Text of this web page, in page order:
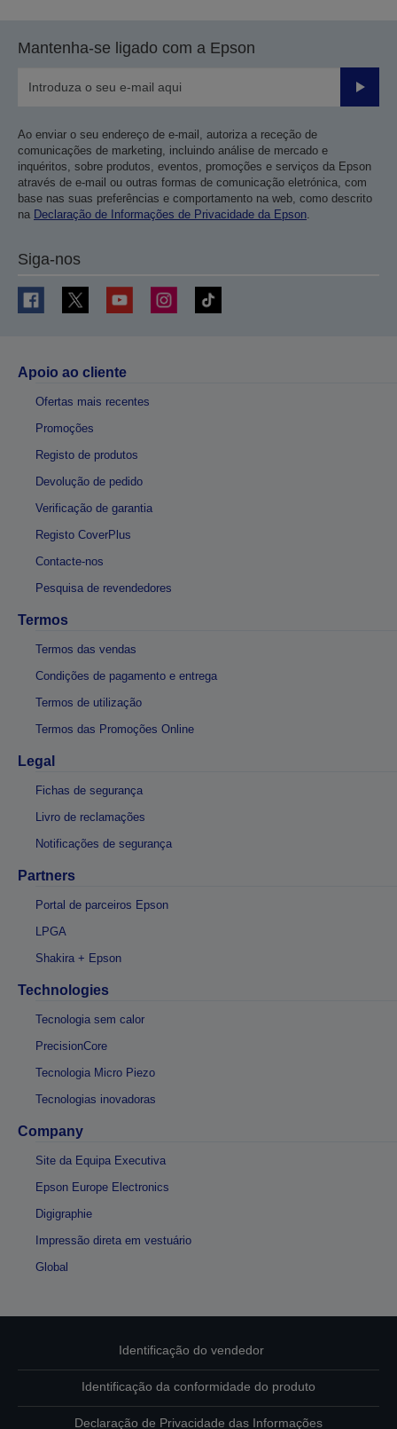
Mantenha-se ligado com a Epson
Enviar
Ao enviar o seu endereço de e-mail, autoriza a receção de
comunicações de marketing, incluindo análise de mercado e
inquéritos, sobre produtos, eventos, promoções e serviços da Epson
através de e-mail ou outras formas de comunicação eletrónica, com
base nas suas preferências e comportamento na web, como descrito
na Declaração de Informações de Privacidade da Epson.
Siga-nos
Apoio ao cliente
Ofertas mais recentes
Promoções
Registo de produtos
Devolução de pedido
Verificação de garantia
Registo CoverPlus
Contacte-nos
Pesquisa de revendedores
Termos
Termos das vendas
Condições de pagamento e entrega
Termos de utilização
Termos das Promoções Online
Legal
Fichas de segurança
Livro de reclamações
Notificações de segurança
Partners
Portal de parceiros Epson
LPGA
Shakira + Epson
Technologies
Tecnologia sem calor
PrecisionCore
Tecnologia Micro Piezo
Tecnologias inovadoras
Company
Site da Equipa Executiva
Epson Europe Electronics
Digigraphie
Impressão direta em vestuário
Global
Identificação do vendedor
Identificação da conformidade do produto
Declaração de Privacidade das Informações